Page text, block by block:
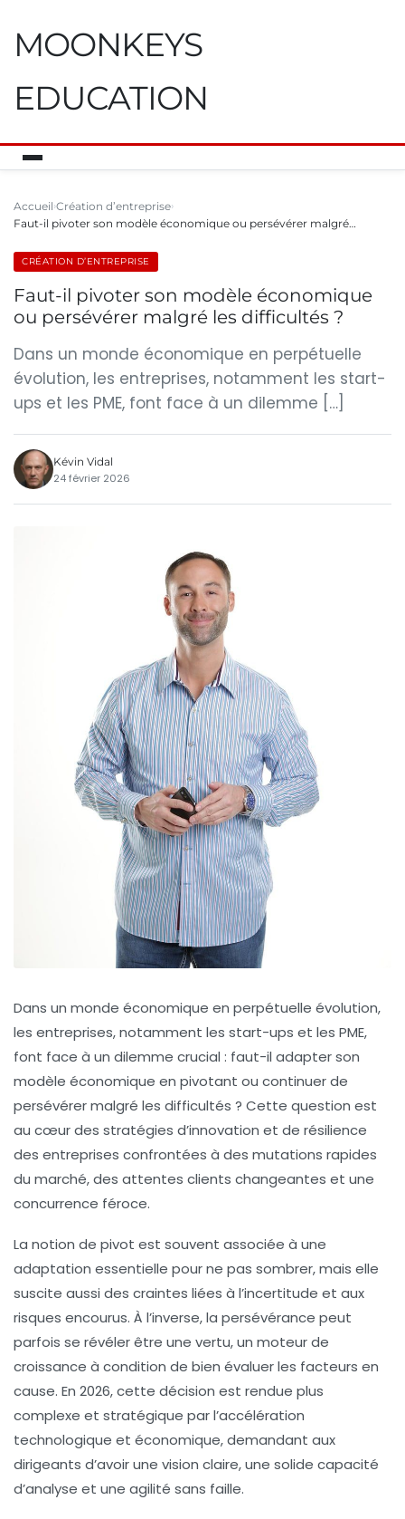
MOONKEYS
EDUCATION
Accueil Création d’entreprise
Faut-il pivoter son modèle économique ou persévérer malgré…
CRÉATION D’ENTREPRISE
Faut-il pivoter son modèle économique
ou persévérer malgré les difficultés ?
Dans un monde économique en perpétuelle
évolution, les entreprises, notamment les start-
ups et les PME, font face à un dilemme […]
Kévin Vidal
24 février 2026
Dans un monde économique en perpétuelle évolution,
les entreprises, notamment les start-ups et les PME,
font face à un dilemme crucial : faut-il adapter son
modèle économique en pivotant ou continuer de
persévérer malgré les difficultés ? Cette question est
au cœur des stratégies d’innovation et de résilience
des entreprises confrontées à des mutations rapides
du marché, des attentes clients changeantes et une
concurrence féroce.
La notion de pivot est souvent associée à une
adaptation essentielle pour ne pas sombrer, mais elle
suscite aussi des craintes liées à l’incertitude et aux
risques encourus. À l’inverse, la persévérance peut
parfois se révéler être une vertu, un moteur de
croissance à condition de bien évaluer les facteurs en
cause. En 2026, cette décision est rendue plus
complexe et stratégique par l’accélération
technologique et économique, demandant aux
dirigeants d’avoir une vision claire, une solide capacité
d’analyse et une agilité sans faille.